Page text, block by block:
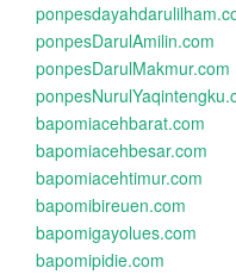
ponpesDarulAmilin.com
ponpesDarulMakmur.com
bapomiacehbarat.com
bapomiacehbesar.com
bapomiacehtimur.com
bapomibireuen.com
bapomigayolues.com
bapomipidie.com